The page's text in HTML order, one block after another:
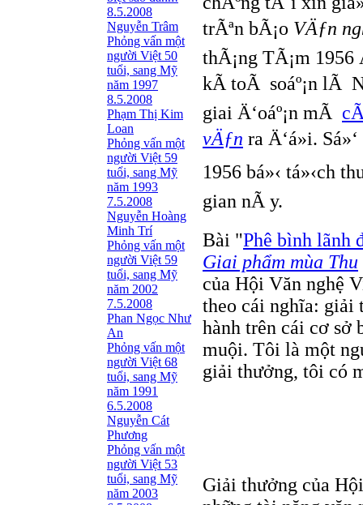
8.5.2008
Nguyễn Trâm
Phỏng vấn một
người Việt 50
tuổi, sang Mỹ
năm 1997
8.5.2008
Phạm Thị Kim
Loan
Phỏng vấn một
người Việt 59
tuổi, sang Mỹ
năm 1993
7.5.2008
Nguyễn Hoàng
Minh Trí
Phỏng vấn một
người Việt 59
tuổi, sang Mỹ
năm 2002
7.5.2008
Phan Ngọc Như
An
Phỏng vấn một
người Việt 68
tuổi, sang Mỹ
năm 1991
6.5.2008
Nguyễn Cát
Phương
Phỏng vấn một
người Việt 53
tuổi, sang Mỹ
năm 2003
trÃªn bÃ¡o VÄƒn
thÃ¡ng TÃ¡m 1956
kÃ­ toÃ soáº¡n lÃ
giai Ä‘oáº¡n mÃ
vÄƒn ra Ä‘á»i. Sá»‘
1956 bá»‹ tá»‹ch
gian nÃ y.
Bài "Phê bình lãnh
Giai phẩm mùa Thu
của Hội Văn nghệ
theo cái nghĩa: giải
hành trên cái cơ sở
muội. Tôi là một
giải thưởng, tôi có
Giải thưởng của